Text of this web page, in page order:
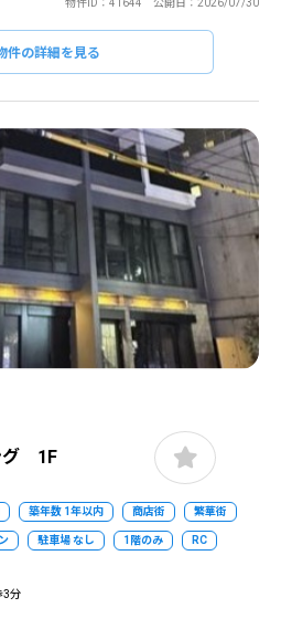
物件ID：41644 公開日：2026/07/30
件の詳細を見る
グ 1F
築年数 1年以内 商店街 繁華街
駐車場 なし 1階のみ RC
3分